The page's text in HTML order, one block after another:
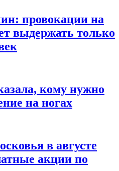
провокации на
выдержать только
кому нужно
на ногах
в августе
акции по